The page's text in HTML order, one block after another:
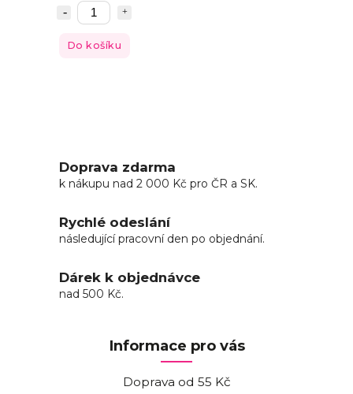
Do košíku
Doprava zdarma
k nákupu nad 2 000 Kč pro ČR a SK.
Rychlé odeslání
následující pracovní den po objednání.
Dárek k objednávce
nad 500 Kč.
Informace pro vás
Doprava od 55 Kč